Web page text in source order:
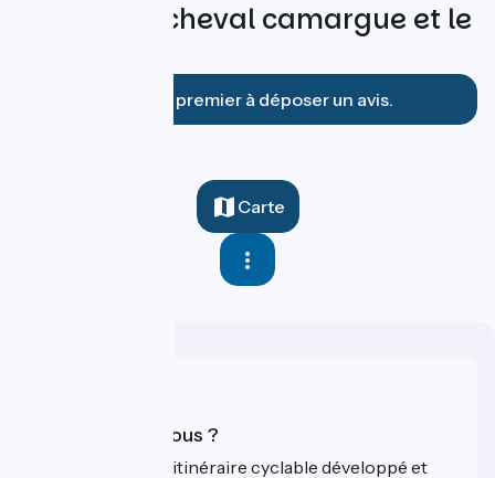
Avis sur Le cheval camargue et le
Soyez le premier à déposer un avis.
Carte
Qui sommes-nous ?
ViaRhôna est un itinéraire cyclable développé et